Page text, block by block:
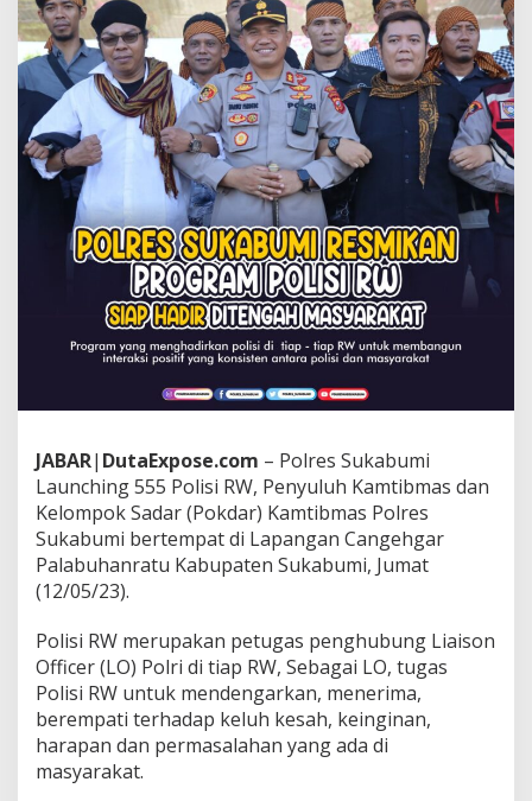
m
i
L
a
u
n
c
h
i
n
g
R
a
t
u
s
a
n
P
i
s
i
R
W
U
u
k
D
i
s
e
JABAR| DutaExpose.com – Polres Sukabumi
Launching 555 Polisi RW, Penyuluh Kamtibmas dan
Kelompok Sadar (Pokdar) Kamtibmas Polres
Sukabumi bertempat di Lapangan Cangehgar
Palabuhanratu Kabupaten Sukabumi, Jumat
(12/05/23).
Polisi RW merupakan petugas penghubung Liaison
Officer (LO) Polri di tiap RW, Sebagai LO, tugas
Polisi RW untuk mendengarkan, menerima,
berempati terhadap keluh kesah, keinginan,
harapan dan permasalahan yang ada di
masyarakat.